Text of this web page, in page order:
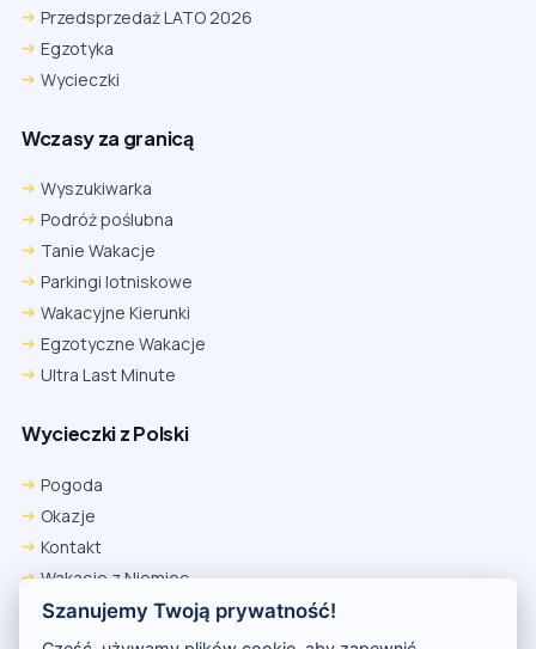
Przedsprzedaż LATO 2026
Egzotyka
Wycieczki
Wczasy za granicą
Wyszukiwarka
Podróż poślubna
Tanie Wakacje
Parkingi lotniskowe
Wakacyjne Kierunki
Egzotyczne Wakacje
Ultra Last Minute
Wycieczki z Polski
Pogoda
Okazje
Kontakt
Wakacje z Niemiec
Polityka Prywatności
Wakacje w Egipcie
Szanujemy Twoją prywatność!